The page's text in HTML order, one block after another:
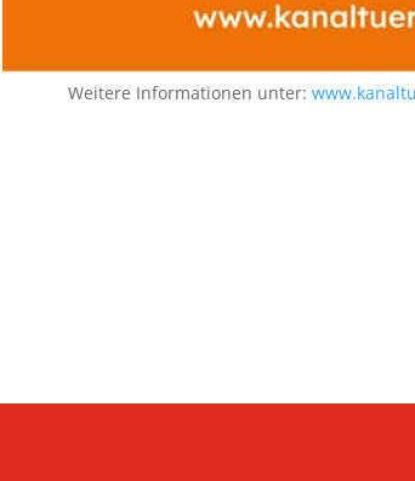
Weitere Informationen unter: